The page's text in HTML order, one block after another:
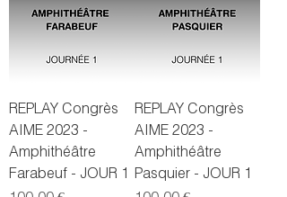
REPLAY Congrès
AIME 2023 -
Amphithéâtre
Farabeuf - JOUR 1
REPLAY Congrès
AIME 2023 -
Amphithéâtre
Pasquier - JOUR 1